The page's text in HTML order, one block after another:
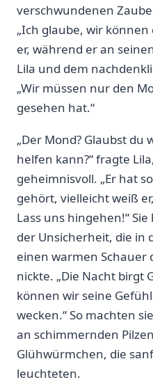
verschwundenen
„Ich glaube, wir
er, während er an
Lila ⁤und dem
„Wir müssen nur den
gesehen hat.“
„Der Mond? Glaubst du
helfen kann?“ fragte
geheimnisvoll. „Er⁤ hat
gehört, vielleicht‌ weiß‌
Lass uns hingehen!“
der Unsicherheit, die in
einen warmen Schauer
nickte. „Die Nacht birgt
können wir seine
wecken.“‍ So machten
an schimmernden
Glühwürmchen, die
leuchteten.